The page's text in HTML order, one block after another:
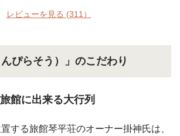
レビューを見る (311）
んぴらそう）」のこだわり
館に出来る大行列
する旅館琴平荘のオーナー掛神氏は、